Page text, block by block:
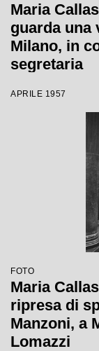
Maria
guarda una
Milano, in
segretaria
APRILE 1957
FOTO
Maria
ripresa di
Manzoni, a
Lomazzi